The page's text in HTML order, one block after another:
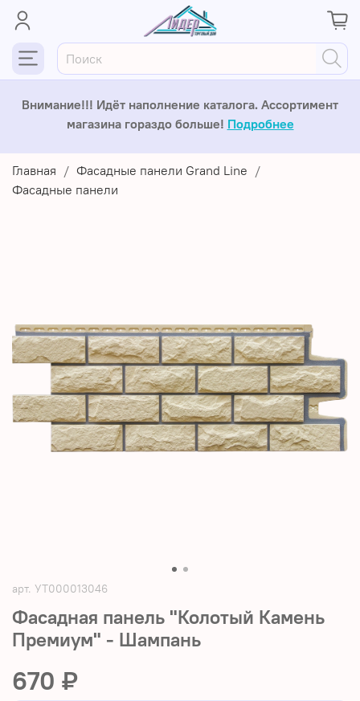
Внимание!!! Идёт наполнение каталога. Ассортимент
магазина гораздо больше! Подробнее
Главная
Фасадные панели Grand Line
Фасадные панели
арт. УТ000013046
Фасадная панель "Колотый Камень
Премиум" - Шампань
670 ₽